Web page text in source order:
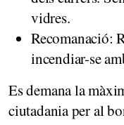
vidres.
Recomanació:
incendiar-se
Es demana la
ciutadania per al